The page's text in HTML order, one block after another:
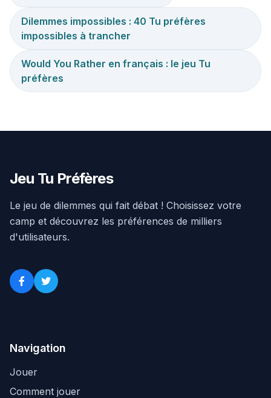
Dilemmes impossibles : 40 Tu préfères
impossibles à trancher
Would You Rather en français : le jeu Tu
préfères
Jeu Tu Préfères
Le jeu de dilemmes qui fait débat ! Choisissez votre
camp et découvrez les préférences de milliers
d'utilisateurs.
Navigation
Jouer
Comment jouer